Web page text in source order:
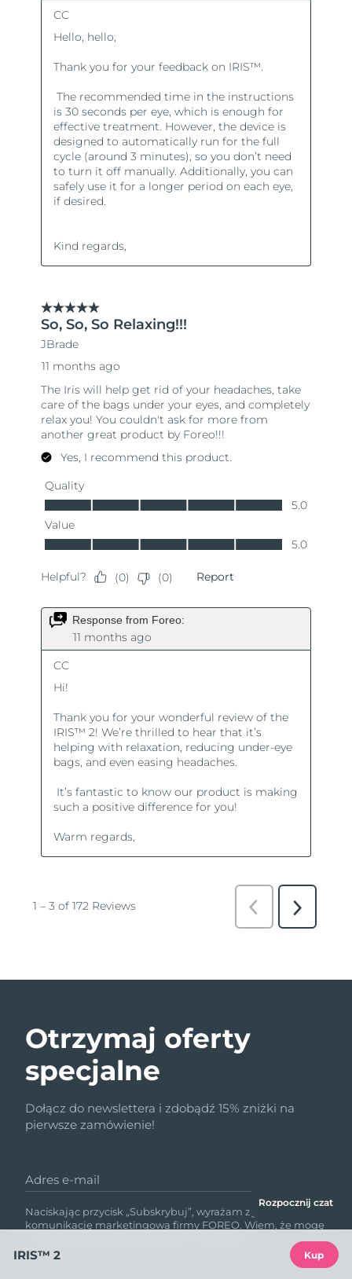
Otrzymaj oferty
specjalne
Dołącz do newslettera i zdobądź 15% zniżki na
pierwsze zamówienie!
Adres e-mail
Naciskając przycisk „Subskrybuj”, wyrażam zgodę na
komunikację marketingową firmy FOREO. Wiem, że mogę
Rozpocznij czat
IRIS™ 2 Kup